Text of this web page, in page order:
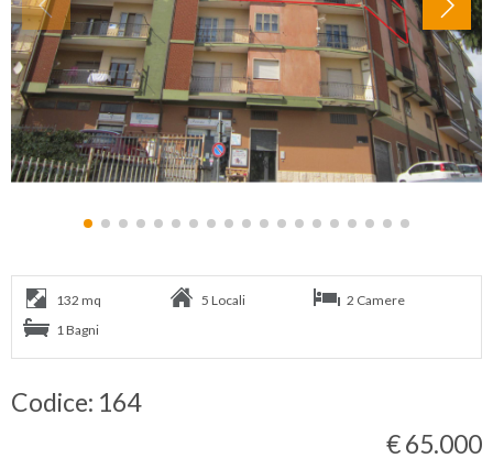
132 mq 5 Locali
2 Camere
1 Bagni
Codice: 164
€ 65.000